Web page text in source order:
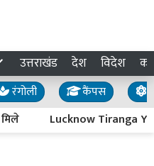
उत्तराखंड देश विदेश
रंगोली कैंपस
Lucknow Tiranga